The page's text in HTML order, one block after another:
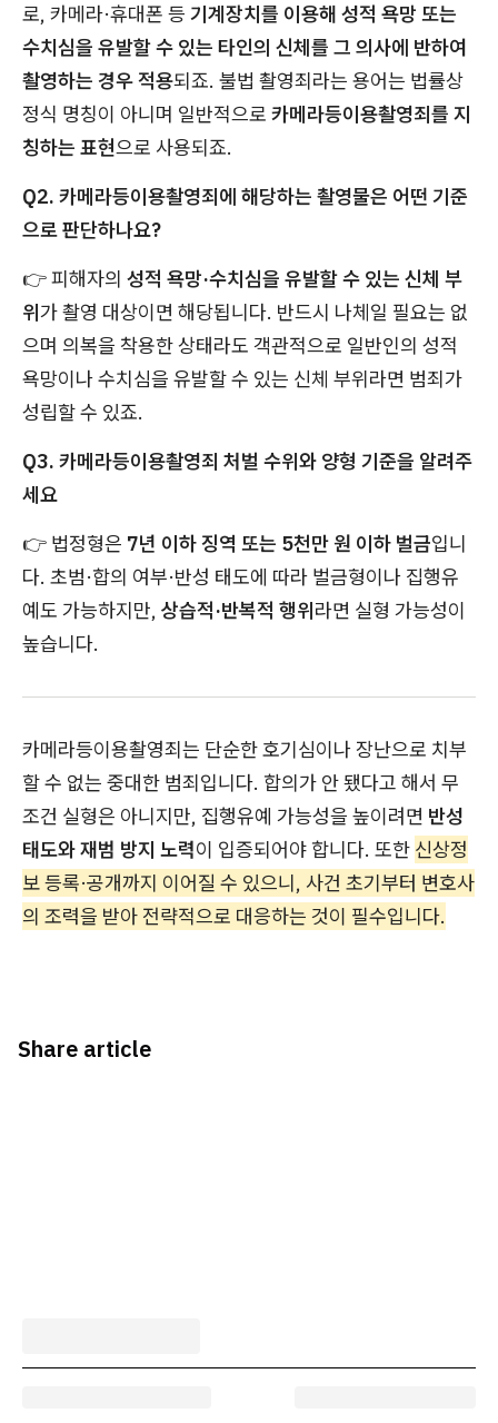
로, 카메라·휴대폰 등 기계장치를 이용해 성적 욕망 또는
수치심을 유발할 수 있는 타인의 신체를 그 의사에 반하여
촬영하는 경우 적용되죠. 불법 촬영죄라는 용어는 법률상
정식 명칭이 아니며 일반적으로 카메라등이용촬영죄를 지
칭하는 표현으로 사용되죠.
Q2. 카메라등이용촬영죄에 해당하는 촬영물은 어떤 기준
으로 판단하나요?
👉 피해자의 성적 욕망·수치심을 유발할 수 있는 신체 부
위가 촬영 대상이면 해당됩니다. 반드시 나체일 필요는 없
으며 의복을 착용한 상태라도 객관적으로 일반인의 성적
욕망이나 수치심을 유발할 수 있는 신체 부위라면 범죄가
성립할 수 있죠.
Q3. 카메라등이용촬영죄 처벌 수위와 양형 기준을 알려주
세요
👉 법정형은 7년 이하 징역 또는 5천만 원 이하 벌금입니
다. 초범·합의 여부·반성 태도에 따라 벌금형이나 집행유
예도 가능하지만, 상습적·반복적 행위라면 실형 가능성이
높습니다.
카메라등이용촬영죄는 단순한 호기심이나 장난으로 치부
할 수 없는 중대한 범죄입니다. 합의가 안 됐다고 해서 무
조건 실형은 아니지만, 집행유예 가능성을 높이려면 반성
태도와 재범 방지 노력이 입증되어야 합니다. 또한 신상정
보 등록·공개까지 이어질 수 있으니, 사건 초기부터 변호사
의 조력을 받아 전략적으로 대응하는 것이 필수입니다.
Share article